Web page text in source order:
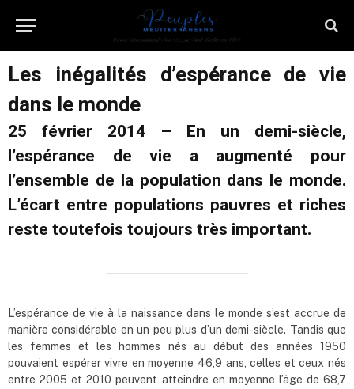
Les inégalités d’espérance de vie
dans le monde
25 février 2014 – En un demi-siècle,
l’espérance de vie a augmenté pour
l’ensemble de la population dans le monde.
L’écart entre populations pauvres et riches
reste toutefois toujours très important.
L’espérance de vie à la naissance dans le monde s’est accrue de
manière considérable en un peu plus d’un demi-siècle. Tandis que
les femmes et les hommes nés au début des années 1950
pouvaient espérer vivre en moyenne 46,9 ans, celles et ceux nés
entre 2005 et 2010 peuvent atteindre en moyenne l’âge de 68,7